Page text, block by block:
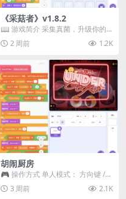
《采菇者》v1.8.2
📖 游戏简介 采集真菌，升级你的
机体，并前往未知领域探索。 这是
一款静谧的探索冒...
2 周前 1.2K
胡闹厨房
🎮 操作方式 单人模式： 方向键 /
WASD —— 移动 Z / K —— 抓...
3 周前 2.1K